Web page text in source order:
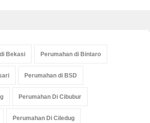
Bekasi Perumahan di Bintaro
Perumahan di BSD
Perumahan Di Cibubur
Perumahan Di Ciledug